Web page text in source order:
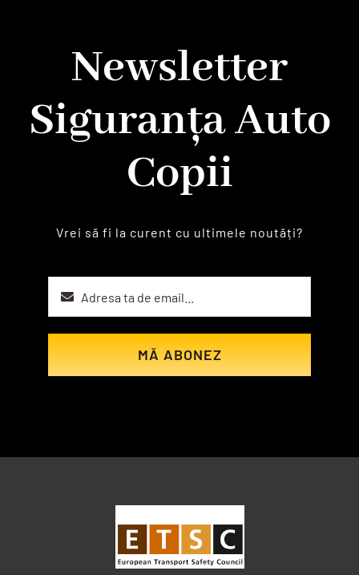
Newsletter
Siguranța Auto
Copii
Vrei să fi la curent cu ultimele noutăți?
MĂ ABONEZ